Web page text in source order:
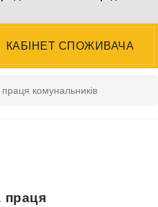
КАБІНЕТ СПОЖИВАЧА
комунальників